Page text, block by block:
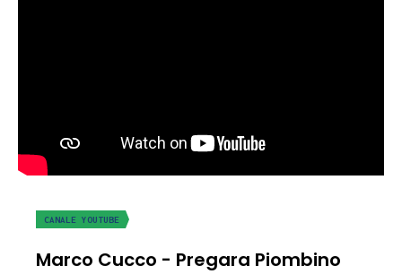
CANALE YOUTUBE
Marco Cucco - Pregara Piombino